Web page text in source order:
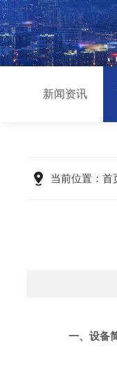
新闻资讯
当前位置： 首
一、设备